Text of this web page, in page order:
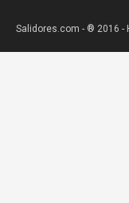
Salidores.com - ® 2016 -